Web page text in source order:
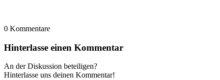
0 Kommentare
Hinterlasse einen Kommentar
An der Diskussion beteiligen?
Hinterlasse uns deinen Kommentar!